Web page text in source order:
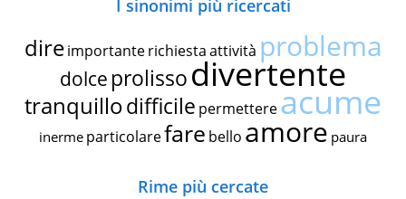
I sinonimi più ricercati
dire importante richiestaattività problema
dolce prolissodivertente
tranquillodifficile permettereacume
inerme particolarefare bello amore paura
Rime più cercate